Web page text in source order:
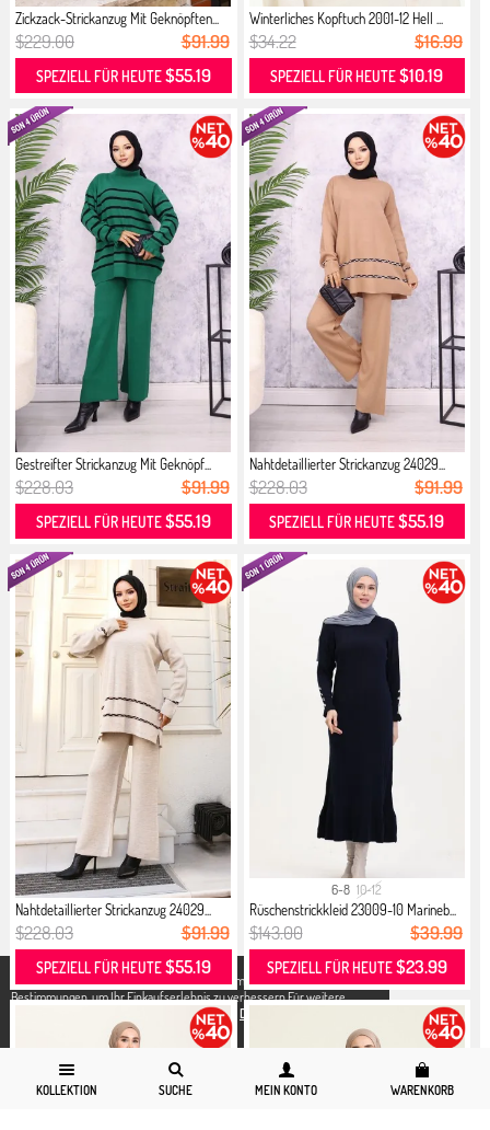
X
Wir verwenden Cookies in Übereinstimmung mit den gesetzlichen
Bestimmungen, um Ihr Einkaufserlebnis zu verbessern.Für weitere
Detallierte Informationen können Sie unsere Datenschutz und Cookies
KOLLEKTION SUCHE MEIN KONTO WARENKORB
Zickzack-Strickanzug Mit Geknöpften...
$229.00 $91.99
SPEZIELL FÜR HEUTE$55.19
Winterliches Kopftuch 2001-12 Hell ...
$34.22 $16.99
SPEZIELL FÜR HEUTE$10.19
Gestreifter Strickanzug Mit Geknöpf...
$228.03 $91.99
SPEZIELL FÜR HEUTE$55.19
Nahtdetaillierter Strickanzug 24029...
$228.03 $91.99
SPEZIELL FÜR HEUTE$55.19
Nahtdetaillierter Strickanzug 24029...
$228.03 $91.99
SPEZIELL FÜR HEUTE$55.19
6-8 10-12
Rüschenstrickkleid 23009-10 Marineb...
$143.00 $39.99
SPEZIELL FÜR HEUTE$23.99